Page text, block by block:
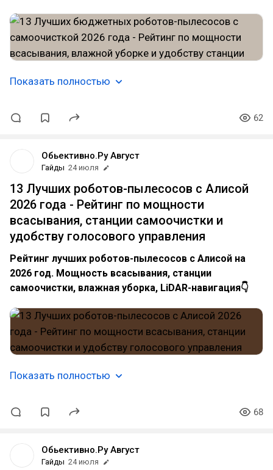
Показать полностью
62
Обьективно.Ру Август
Гайды 24 июля
13 Лучших роботов-пылесосов с Алисой
2026 года - Рейтинг по мощности
всасывания, станции самоочистки и
удобству голосового управления
Рейтинг лучших роботов-пылесосов с Алисой на
2026 год. Мощность всасывания, станции
самоочистки, влажная уборка, LiDAR-навигация👇
Показать полностью
68
Обьективно.Ру Август
Гайды 24 июля